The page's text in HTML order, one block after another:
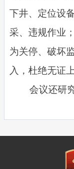
下井、定位设
采、违规作业
为关停、破坏
入，杜绝无证
会议还研究